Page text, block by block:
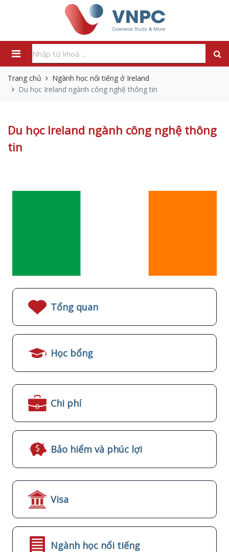
Trang chủ
Ngành học nổi tiếng ở Ireland
Du học Ireland ngành công nghệ thông tin
Du học Ireland ngành công nghệ thông
tin
Tổng quan
Học bổng
Chi phí
Bảo hiểm và phúc lợi
Visa
Ngành học nổi tiếng